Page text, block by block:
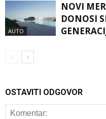
AUTO
NOVI
DONOSI
OSTAVITI ODGOVOR